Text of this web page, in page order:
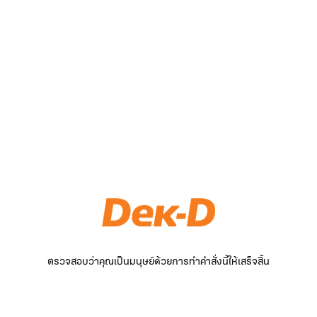
ตรวจสอบว่าคุณเป็นมนุษย์ด้วยการทำคำสั่งนี้ให้เสร็จสิ้น